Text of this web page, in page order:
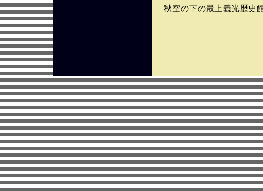
秋空の下の最上義光歴史